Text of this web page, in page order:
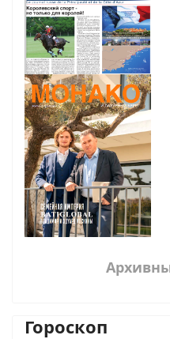
Гороскоп